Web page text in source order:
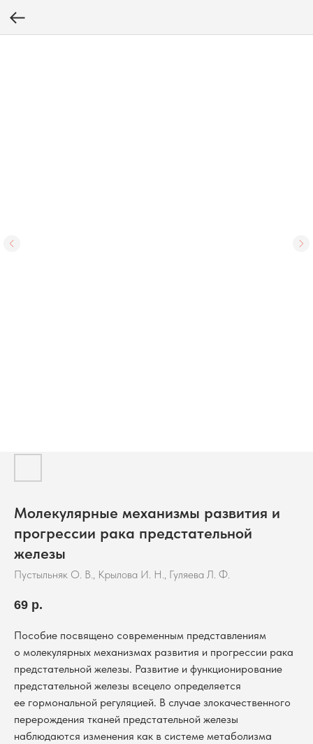
Молекулярные механизмы развития и
прогрессии рака предстательной
железы
Пустыльняк О. В., Крылова И. Н., Гуляева Л. Ф.
69 р.
Пособие посвящено современным представлениям
о молекулярных механизмах развития и прогрессии рака
предстательной железы. Развитие и функционирование
предстательной железы всецело определяется
ее гормональной регуляцией. В случае злокачественного
перерождения тканей предстательной железы
наблюдаются изменения как в системе метаболизма